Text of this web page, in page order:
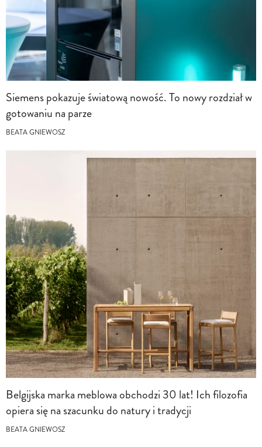
Siemens pokazuje światową nowość. To nowy rozdział w
gotowaniu na parze
BEATA GNIEWOSZ
Belgijska marka meblowa obchodzi 30 lat! Ich filozofia
opiera się na szacunku do natury i tradycji
BEATA GNIEWOSZ